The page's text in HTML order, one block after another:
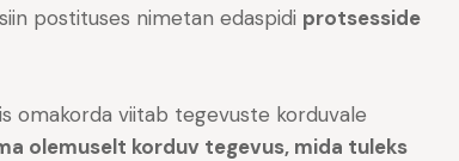
postituses nimetan edaspidi protsesside
omakorda viitab tegevuste korduvale
olemuselt korduv tegevus, mida tuleks